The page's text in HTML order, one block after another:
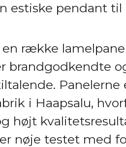
estiske pendant til
en række
brandgodkendte
Panelerne
i Haapsalu,
højt
nøje testet med